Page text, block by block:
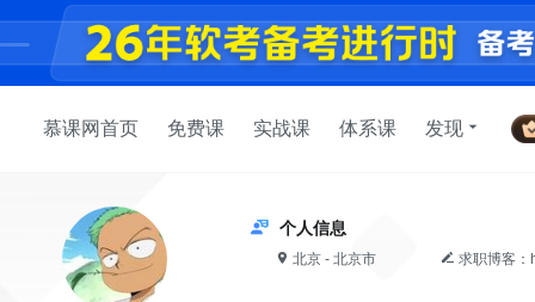
慕课网首页 免费课 实战课 体系课 发现
个人信息
北京 - 北京市 求职博客